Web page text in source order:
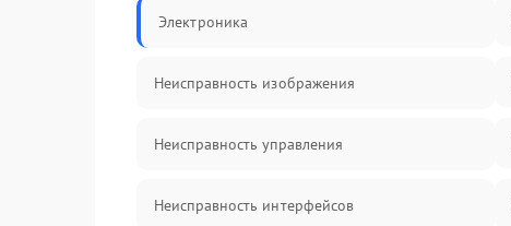
Электроника
Неисправность изображения
Неисправность управления
Неисправность интерфейсов